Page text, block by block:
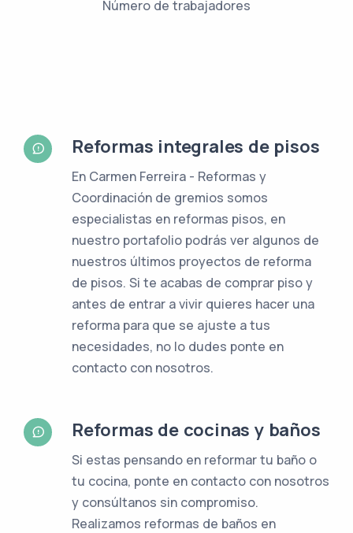
Número de trabajadores
Reformas integrales de pisos
En Carmen Ferreira - Reformas y
Coordinación de gremios somos
especialistas en reformas pisos, en
nuestro portafolio podrás ver algunos de
nuestros últimos proyectos de reforma
de pisos. Si te acabas de comprar piso y
antes de entrar a vivir quieres hacer una
reforma para que se ajuste a tus
necesidades, no lo dudes ponte en
contacto con nosotros.
Reformas de cocinas y baños
Si estas pensando en reformar tu baño o
tu cocina, ponte en contacto con nosotros
y consúltanos sin compromiso.
Realizamos reformas de baños en